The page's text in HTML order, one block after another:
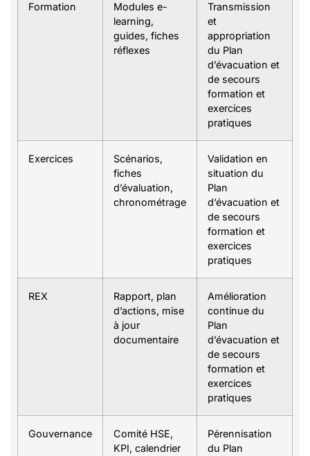
Formation
Modules e-
learning,
guides, fiches
réflexes
Transmission
et
appropriation
du Plan
d’évacuation et
de secours
formation et
exercices
pratiques
Exercices
Scénarios,
fiches
d’évaluation,
chronométrage
Validation en
situation du
Plan
d’évacuation et
de secours
formation et
exercices
pratiques
REX
Rapport, plan
d’actions, mise
à jour
documentaire
Amélioration
continue du
Plan
d’évacuation et
de secours
formation et
exercices
pratiques
Gouvernance
Comité HSE,
KPI, calendrier
Pérennisation
du Plan